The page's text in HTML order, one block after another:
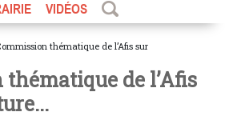
VIDÉOS
thématique de l’Afis sur
de l’Afis